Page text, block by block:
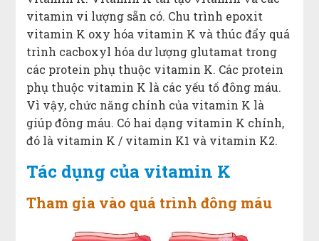
vitamin vi lượng sẵn có. Chu trình epoxit
vitamin K oxy hóa vitamin K và thúc đẩy quá
trình cacboxyl hóa dư lượng glutamat trong
các protein phụ thuộc vitamin K. Các protein
phụ thuộc vitamin K là các yếu tố đông máu.
Vì vậy, chức năng chính của vitamin K là
giúp đông máu. Có hai dạng vitamin K chính,
đó là vitamin K / vitamin K1 và vitamin K2.
Tác dụng của vitamin K
Tham gia vào quá trình đông máu